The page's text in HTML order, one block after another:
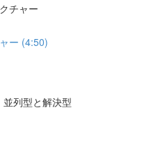
チャー
ー (4:50)
列型と解決型